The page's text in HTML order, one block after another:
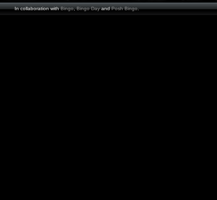
In collaboration withBingo,Bingo DayandPosh Bingo.